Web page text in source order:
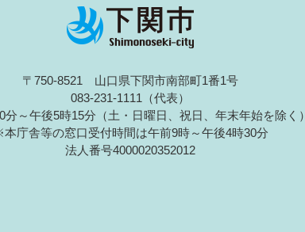
〒750-8521 山口県下関市南部町1番1号
083-231-1111（代表）
分～午後5時15分（土・日曜日、祝日、年末年始を除く）
庁舎等の窓口受付時間は午前9時～午後4時30分
法人番号4000020352012